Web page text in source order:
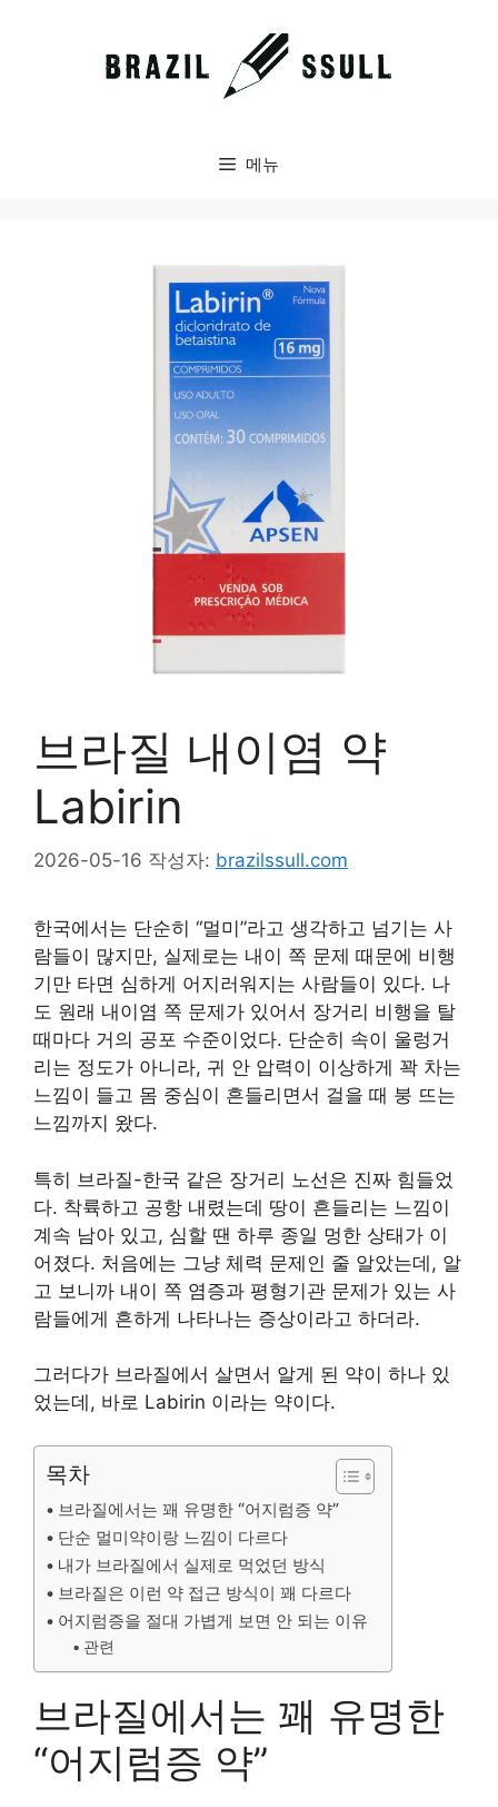
메뉴
브라질 내이염 약
Labirin
2026-05-16 작성자: brazilssull.com
한국에서는 단순히 “멀미”라고 생각하고 넘기는 사
람들이 많지만, 실제로는 내이 쪽 문제 때문에 비행
기만 타면 심하게 어지러워지는 사람들이 있다. 나
도 원래 내이염 쪽 문제가 있어서 장거리 비행을 탈
때마다 거의 공포 수준이었다. 단순히 속이 울렁거
리는 정도가 아니라, 귀 안 압력이 이상하게 꽉 차는
느낌이 들고 몸 중심이 흔들리면서 걸을 때 붕 뜨는
느낌까지 왔다.
특히 브라질-한국 같은 장거리 노선은 진짜 힘들었
다. 착륙하고 공항 내렸는데 땅이 흔들리는 느낌이
계속 남아 있고, 심할 땐 하루 종일 멍한 상태가 이
어졌다. 처음에는 그냥 체력 문제인 줄 알았는데, 알
고 보니까 내이 쪽 염증과 평형기관 문제가 있는 사
람들에게 흔하게 나타나는 증상이라고 하더라.
그러다가 브라질에서 살면서 알게 된 약이 하나 있
었는데, 바로 Labirin 이라는 약이다.
목차
브라질에서는 꽤 유명한 “어지럼증 약”
단순 멀미약이랑 느낌이 다르다
내가 브라질에서 실제로 먹었던 방식
브라질은 이런 약 접근 방식이 꽤 다르다
어지럼증을 절대 가볍게 보면 안 되는 이유
관련
브라질에서는 꽤 유명한
“어지럼증 약”